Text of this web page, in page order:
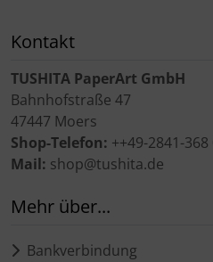
Kontakt
TUSHITA PaperArt GmbH
Bahnhofstraße 47
47447 Moers
Shop-Telefon: ++49-2841-368
Mail: shop@tushita.de
Mehr über...
Bankverbindung